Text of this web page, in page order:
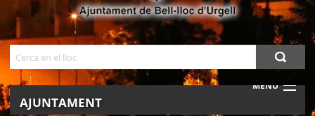
MENU
AJUNTAMENT